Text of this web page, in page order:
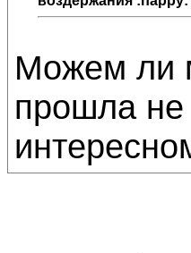
Можем ли
прошла не